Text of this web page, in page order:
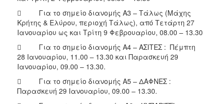
ΠΟΛΙΤΙΣΜΟΣ
ΑΝΘΕΚΤΙΚΗ
ΠΟΛΗ
 Για το σημείο διανομής Α3 – Τάλως (Μάχης
Κρήτης & Ελύρου, περιοχή Τάλως), από Τετάρτη 27
Ιανουαρίου ως και Τρίτη 9 Φεβρουαρίου, 08.00 – 13.30
 Για το σημείο διανομής Α4 – ΑΣΙΤΕΣ : Πέμπτη
28 Ιανουαρίου, 11.00 – 13.30 και Παρασκευή 29
Ιανουαρίου, 09.00 – 13.30.
 Για το σημείο διανομής Α5 – ΔΑΦΝΕΣ :
Παρασκευή 29 Ιανουαρίου, 09.00 – 13.30.